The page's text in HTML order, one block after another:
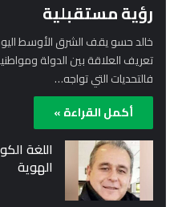
رؤية مستقبلية
خالد حسو يقف الشرق الأوسط
تعريف العلاقة بين الدولة
فالتحديات التي تواجه…
أكمل القراءة »
اللغة
الهوية